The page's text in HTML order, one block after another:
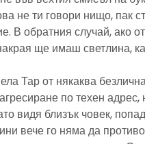
не ти говори нищо, пак
В обратния случай, ако
ще имаш светлина,
Тар от някаква
по техен адрес,
видя близък човек,
вече го няма да